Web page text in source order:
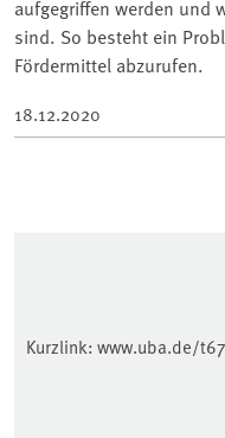
aufgegriffen werden und
sind. So besteht ein
Fördermittel abzurufen.
18.12.2020
Kurzlink: www.uba.de/